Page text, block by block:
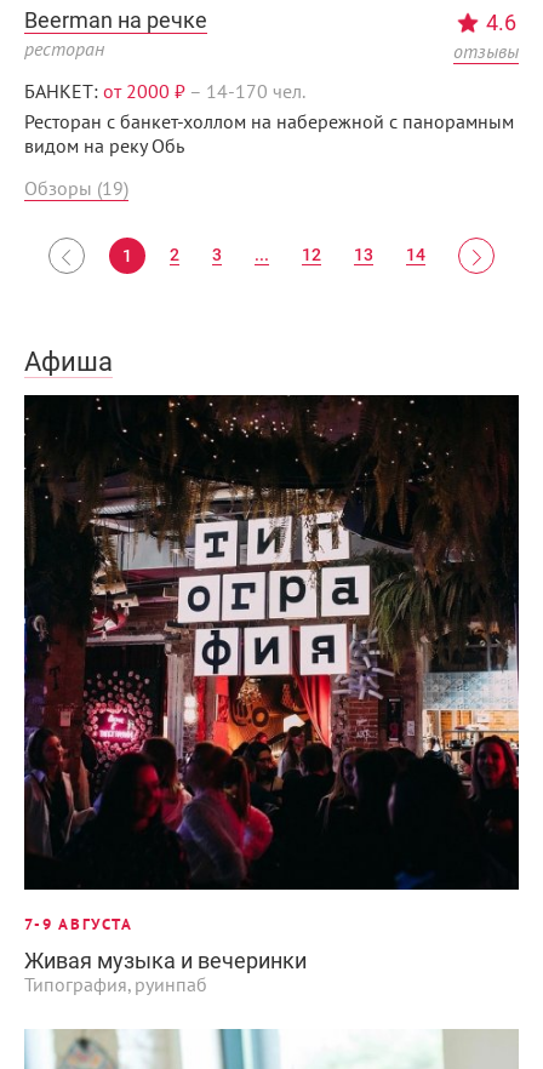
Beerman на речке
ресторан
4.6
отзывы
БАНКЕТ: от 2000 ₽ – 14-170 чел.
Ресторан с банкет-холлом на набережной с панорамным
видом на реку Обь
Обзоры (19)
1 2 3 ... 12 13 14
Афиша
7-9 АВГУСТА
Живая музыка и вечеринки
Типография, руинпаб